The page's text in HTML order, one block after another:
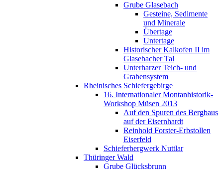
Grube Glasebach
Gesteine, Sedimente
und Minerale
Übertage
Untertage
Historischer Kalkofen II im
Glasebacher Tal
Unterharzer Teich- und
Grabensystem
Rheinisches Schiefergebirge
16. Internationaler Montanhistorik-
Workshop Müsen 2013
Auf den Spuren des Bergbaus
auf der Eisernhardt
Reinhold Forster-Erbstollen
Eiserfeld
Schieferbergwerk Nuttlar
Thüringer Wald
Grube Glücksbrunn